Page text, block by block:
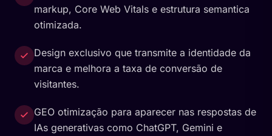
markup, Core Web Vitals e estrutura semantica
otimizada.
Design exclusivo que transmite a identidade da
marca e melhora a taxa de conversão de
visitantes.
GEO otimização para aparecer nas respostas de
IAs generativas como ChatGPT, Gemini e